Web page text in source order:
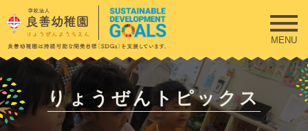
このページの本文へ
MENU
りょうぜんトピックス